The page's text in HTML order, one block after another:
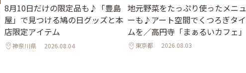
8月10日だけの限定品も♪「豊島
屋」で見つける鳩の日グッズと本
店限定アイテム
神奈川県 2026.08.04
地元野菜をたっぷり使ったメニュ
ーも♪アート空間でくつろぎタイ
ムを／高円寺「まぁるいカフェ」
東京都 2026.08.03